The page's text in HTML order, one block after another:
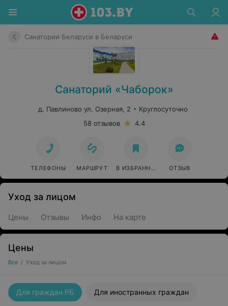
Санатории Беларуси в Беларуси
Санаторий «Чаборок»
д. Павлиново ул. Озерная, 2
Круглосуточно
58 отзывов
4.4
ТЕЛЕФОНЫ МАРШРУТ В ИЗБРАННОЕ ОТЗЫВ
Уход за лицом
Цены Отзывы Инфо На карте
Цены
Все / Уход за лицом
Для граждан РБ Для иностранных граждан